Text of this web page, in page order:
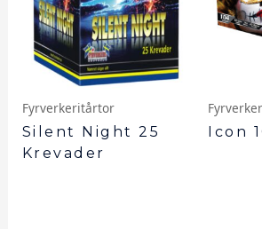
Fyrverkeritårtor
Silent Night 25
Krevader
Icon